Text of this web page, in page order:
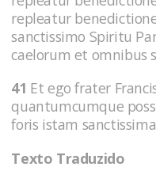
repleatur
sanctissimo Spiritu
caelorum et omnibus
41 Et ego frater
quantumcumque
foris istam
Texto Traduzido